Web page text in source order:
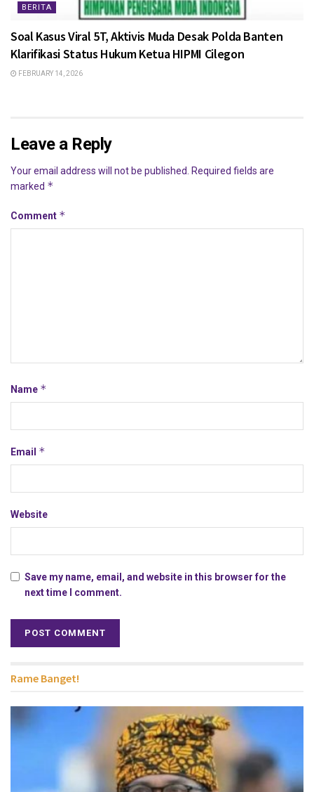
BERITA
Soal Kasus Viral 5T, Aktivis Muda Desak Polda Banten
Klarifikasi Status Hukum Ketua HIPMI Cilegon
FEBRUARY 14, 2026
Leave a Reply
Your email address will not be published. Required fields are
marked *
Comment *
Name *
Email *
Website
Save my name, email, and website in this browser for the
next time I comment.
Rame Banget!